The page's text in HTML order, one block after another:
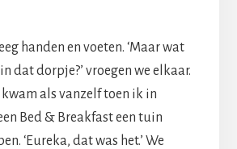
handen en voeten. ‘Maar wat
dat dorpje?’ vroegen we elkaar.
als vanzelf toen ik in
Bed & Breakfast een tuin
‘Eureka, dat was het.’ We